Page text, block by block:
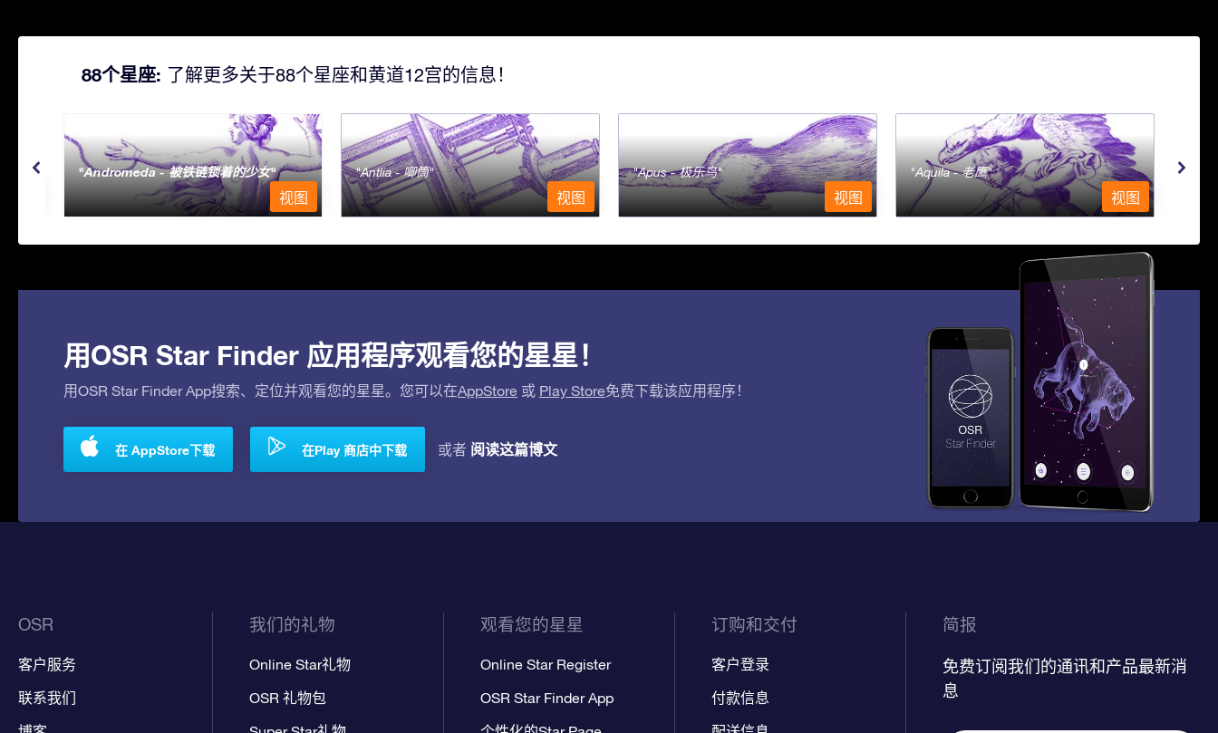
88个星座: 了解更多关于88个星座和黄道12宫的信息！
Andromeda - 被铁链锁着的少女
视图
Antlia - 唧筒
视图
Apus - 极乐鸟
视图
Aquila - 老鹰
视图
用OSR Star Finder 应用程序观看您的星星！
用OSR Star Finder App搜索、定位并观看您的星星。您可以在AppStore 或 Play Store免费下载该应用程序！
在 AppStore下载 在Play 商店中下载 或者 阅读这篇博文
OSR
客户服务
联系我们
我们的礼物
Online Star礼物
OSR 礼物包
观看您的星星
Online Star Register
OSR Star Finder App
订购和交付
客户登录
付款信息
简报
免费订阅我们的通讯和产品最新消
息